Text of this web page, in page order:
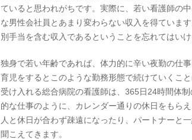
ていると思われがちです。実際に、若い看護師の
な男性会社員とあまり変わらない収入を得ていま
別手当を含む収入であるということを忘れてはいけ
独身で若い年齢であれば、体力的に辛い夜勤の仕
育児をするとこのような勤務形態で続けていくこ
受け入れる総合病院の看護師は、365日24時間体
的な仕事のように、カレンダー通りの休日をもら
人と休日が合わず疎遠になったり、パートナーと
聞こえてきます。